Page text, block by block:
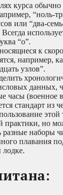
курса
“ноль-
или “два-
“о”.
к
например,
узлов”.
данных,
часы (военное
стандарт из
этой
практики, но
разные наборы
плавания
лодке.